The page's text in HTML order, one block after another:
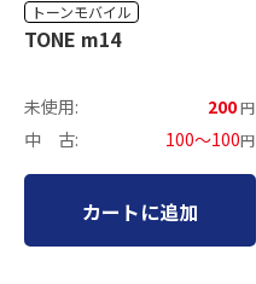
トーンモバイル
TONE m14
未使用: 200円
中 古: 100～100円
カートに追加